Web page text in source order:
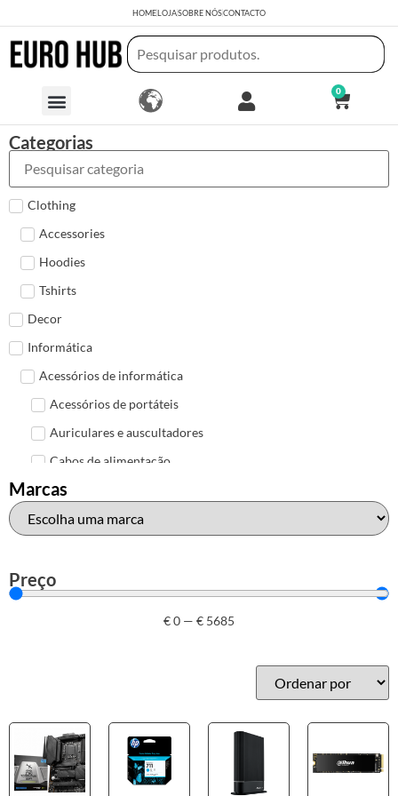
HOMELOJASOBRE NÓSCONTACTO
0
Categorias
Clothing
Accessories
Hoodies
Tshirts
Decor
Informática
Acessórios de informática
Acessórios de portáteis
Auriculares e auscultadores
Cabos de alimentação
Colunas de Som
Hubs
Mais acessórios USB
HP
Outros acessórios de informática
Marcas
Preço
€0 — € 5685